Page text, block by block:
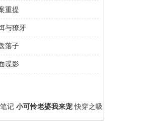
重提
与獠牙
落子
谍影
记 小可怜老婆我来宠 快穿之吸